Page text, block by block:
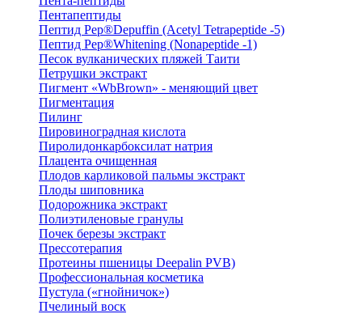
Пентапептиды
Пептид Pep®Depuffin (Acetyl Tetrapeptide -5)
Пептид Pep®Whitening (Nonapeptide -1)
Песок вулканических пляжей Таити
Петрушки экстракт
Пигмент «WbBrown» - меняющий цвет
Пигментация
Пилинг
Пировиноградная кислота
Пиролидонкарбоксилат натрия
Плацента очищенная
Плодов карликовой пальмы экстракт
Плоды шиповника
Подорожника экстракт
Полиэтиленовые гранулы
Почек березы экстракт
Прессотерапия
Протеины пшеницы Deepalin PVB)
Профессиональная косметика
Пустула («гнойничок»)
Пчелиный воск